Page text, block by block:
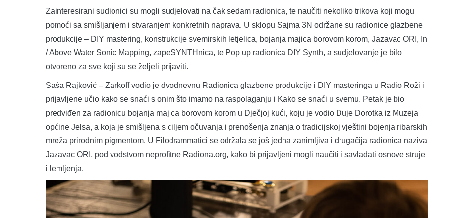
Zainteresirani sudionici su mogli sudjelovati na čak sedam radionica, te naučiti nekoliko trikova koji mogu
pomoći sa smišljanjem i stvaranjem konkretnih naprava. U sklopu Sajma 3N održane su radionice glazbene
produkcije – DIY mastering, konstrukcije svemirskih letjelica, bojanja majica borovom korom, Jazavac ORI, In
/ Above Water Sonic Mapping, zapeSYNTHnica, te Pop up radionica DIY Synth, a sudjelovanje je bilo
otvoreno za sve koji su se željeli prijaviti.
Saša Rajković – Zarkoff vodio je dvodnevnu Radionica glazbene produkcije i DIY masteringa u Radio Roži i
prijavljene učio kako se snaći s onim što imamo na raspolaganju i Kako se snaći u svemu. Petak je bio
predviđen za radionicu bojanja majica borovom korom u Dječjoj kući, koju je vodio Duje Dorotka iz Muzeja
općine Jelsa, a koja je smišljena s ciljem očuvanja i prenošenja znanja o tradicijskoj vještini bojenja ribarskih
mreža prirodnim pigmentom. U Filodrammatici se održala se još jedna zanimljiva i drugačija radionica naziva
Jazavac ORI, pod vodstvom neprofitne Radiona.org, kako bi prijavljeni mogli naučiti i savladati osnove struje
i lemljenja.